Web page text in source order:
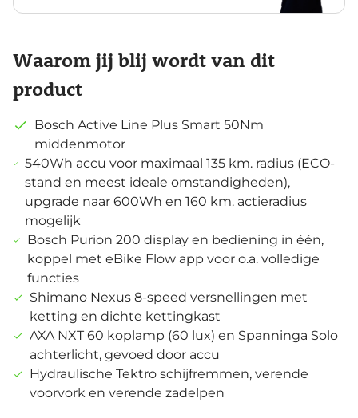
Waarom jij blij wordt van dit
product
Bosch Active Line Plus Smart 50Nm
middenmotor
540Wh accu voor maximaal 135 km. radius (ECO-
stand en meest ideale omstandigheden),
upgrade naar 600Wh en 160 km. actieradius
mogelijk
Bosch Purion 200 display en bediening in één,
koppel met eBike Flow app voor o.a. volledige
functies
Shimano Nexus 8-speed versnellingen met
ketting en dichte kettingkast
AXA NXT 60 koplamp (60 lux) en Spanninga Solo
achterlicht, gevoed door accu
Hydraulische Tektro schijfremmen, verende
voorvork en verende zadelpen